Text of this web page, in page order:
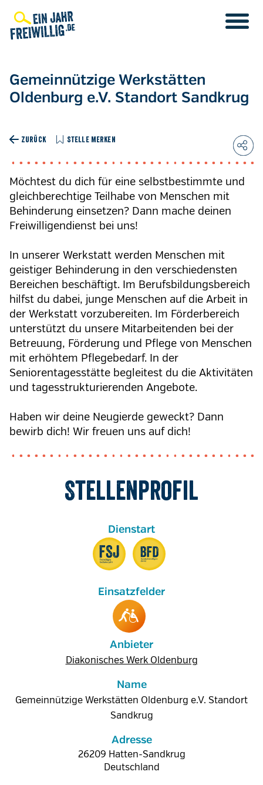
zum
Inhalt
Gemeinnützige Werkstätten
Oldenburg e.V. Standort Sandkrug
ZURÜCK STELLE MERKEN
Möchtest du dich für eine selbstbestimmte und
gleichberechtige Teilhabe von Menschen mit
Behinderung einsetzen? Dann mache deinen
Freiwilligendienst bei uns!
In unserer Werkstatt werden Menschen mit
geistiger Behinderung in den verschiedensten
Bereichen beschäftigt. Im Berufsbildungsbereich
hilfst du dabei, junge Menschen auf die Arbeit in
der Werkstatt vorzubereiten. Im Förderbereich
unterstützt du unsere Mitarbeitenden bei der
Betreuung, Förderung und Pflege von Menschen
mit erhöhtem Pflegebedarf. In der
Seniorentagesstätte begleitest du die Aktivitäten
und tagesstrukturierenden Angebote.
Haben wir deine Neugierde geweckt? Dann
bewirb dich! Wir freuen uns auf dich!
Stellenprofil
Anbieter
Diakonisches Werk Oldenburg
Name
Gemeinnützige Werkstätten Oldenburg e.V. Standort
Sandkrug
Adresse
26209 Hatten-Sandkrug
Deutschland